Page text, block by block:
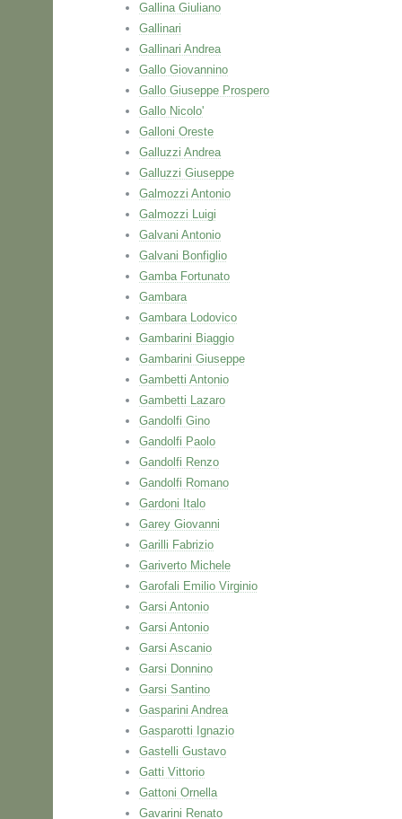
Gallina Giuliano
Gallinari
Gallinari Andrea
Gallo Giovannino
Gallo Giuseppe Prospero
Gallo Nicolo'
Galloni Oreste
Galluzzi Andrea
Galluzzi Giuseppe
Galmozzi Antonio
Galmozzi Luigi
Galvani Antonio
Galvani Bonfiglio
Gamba Fortunato
Gambara
Gambara Lodovico
Gambarini Biaggio
Gambarini Giuseppe
Gambetti Antonio
Gambetti Lazaro
Gandolfi Gino
Gandolfi Paolo
Gandolfi Renzo
Gandolfi Romano
Gardoni Italo
Garey Giovanni
Garilli Fabrizio
Gariverto Michele
Garofali Emilio Virginio
Garsi Antonio
Garsi Antonio
Garsi Ascanio
Garsi Donnino
Garsi Santino
Gasparini Andrea
Gasparotti Ignazio
Gastelli Gustavo
Gatti Vittorio
Gattoni Ornella
Gavarini Renato